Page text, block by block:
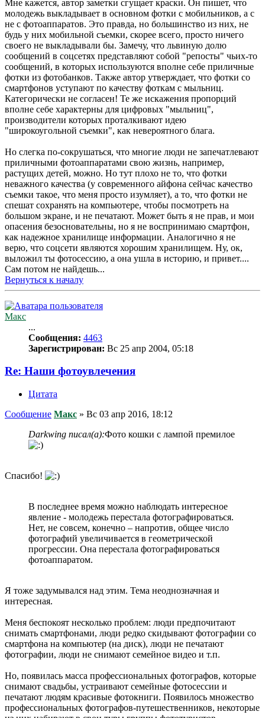
Мне кажется, автор заметки сгущает краски. Он пишет, что
молодежь выкладывает в основном фотки с мобильников, а с
не с фотоаппаратов. Это правда, но большинство из них, не
будь у них мобильной съемки, скорее всего, просто ничего
своего не выкладывали бы. Замечу, что львиную долю
сообщений в соцсетях представляют собой "репосты" чьих-то
сообщений, в которых используются вполне себе приличные
фотки из фотобанков. Также автор утверждает, что фотки со
смартфонов уступают по качеству фоткам с мыльниц.
Категорически не согласен! Те же искажения пропорций
вполне себе характерны для цифровых "мыльниц",
производители которых проталкивают идею
"широкоугольной съемки", как невероятного блага.
Но слегка по-сокрушаться, что многие люди не запечатлевают
приличными фотоаппаратами свою жизнь, например,
растущих детей, можно. Но тут плохо не то, что фотки
неважного качества (у современного айфона сейчас качество
съемки такое, что меня просто изумляет), а то, что фотки не
спешат сохранять на компьютере, чтобы посмотреть на
большом экране, и не печатают. Может быть я не прав, и мои
опасения безосновательны, но я не воспринимаю смартфон,
как надежное хранилище информации. Аналогично я не
верю, что соцсети являются хорошим хранилищем. Ну, ок,
выложил ты фотосессию, а она ушла в историю, и привет....
Сам потом не найдешь...
Вернуться к началу
Макс
...
Сообщения: 4463
Зарегистрирован: Вс 25 апр 2004, 05:18
Re: Наши фотоувлечения
Цитата
Сообщение Макс » Вс 03 апр 2016, 18:12
Darkwing писал(а):Фото кошки с лампой премилое
Спасибо!
В последнее время можно наблюдать интересное
явление - молодежь перестала фотографироваться.
Нет, не совсем, конечно – напротив, общее число
фотографий увеличивается в геометрической
прогрессии. Она перестала фотографироваться
фотоаппаратом.
Я тоже задумывался над этим. Тема неоднозначная и
интересная.
Меня беспокоят несколько проблем: люди предпочитают
снимать смартфонами, люди редко скидывают фотографии со
смартфона на компьютер (на диск), люди не печатают
фотографии, люди не снимают семейное видео и т.п.
Но, появилась масса профессиональных фотографов, которые
снимают свадьбы, устраивают семейные фотосессии и
печатают людям красивые фотокниги. Появилось множество
профессиональных фотографов-путешественников, некоторые